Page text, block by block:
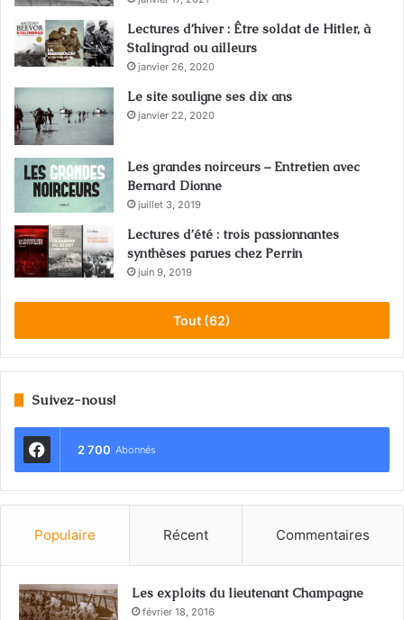
Lectures d’hiver : Être soldat de Hitler, à
Stalingrad ou ailleurs
janvier 26, 2020
Le site souligne ses dix ans
janvier 22, 2020
Les grandes noirceurs – Entretien avec
Bernard Dionne
juillet 3, 2019
Lectures d’été : trois passionnantes
synthèses parues chez Perrin
juin 9, 2019
Tout (62)
Suivez-nous!
2 700 Abonnés
Populaire Récent Commentaires
Les exploits du lieutenant Champagne
février 18, 2016